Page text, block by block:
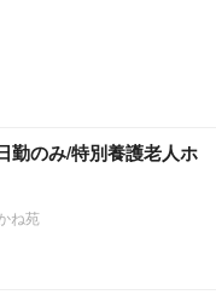
勤のみ/特別養護老人ホ
ね苑